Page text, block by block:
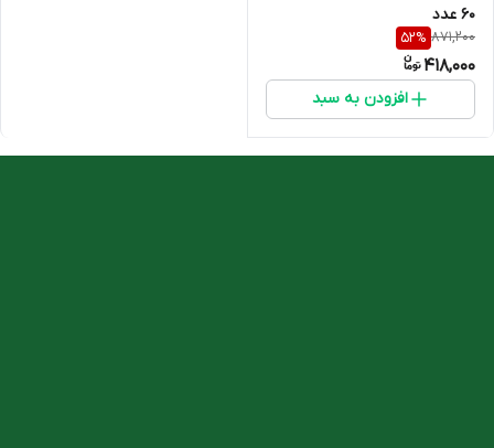
60 عدد
871,200
52%
418,000
افزودن به سبد